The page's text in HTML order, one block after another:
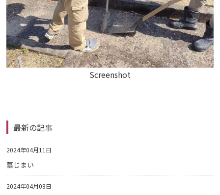
最新の記事
2024年04月11日
墓じまい
2024年04月08日
Screenshot